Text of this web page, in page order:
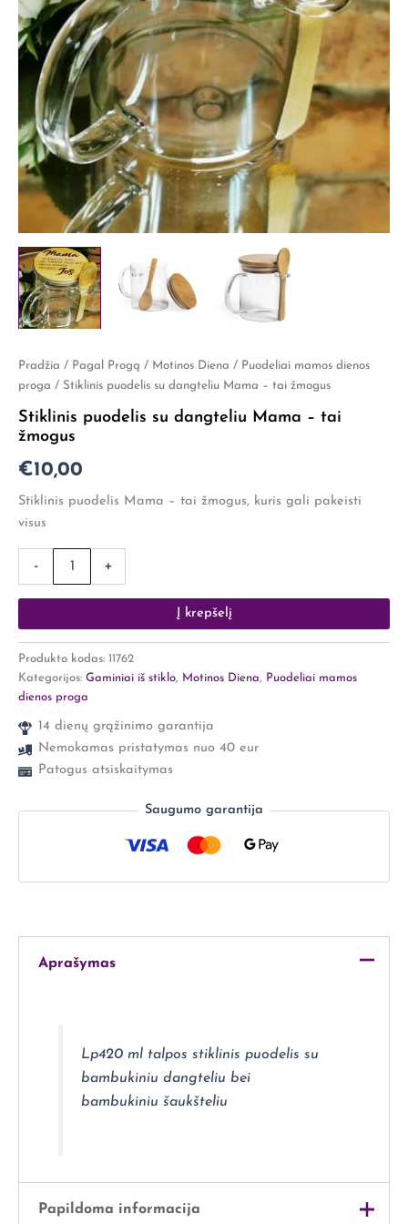
Pradžia / Pagal Progą / Motinos Diena / Puodeliai mamos dienos
proga / Stiklinis puodelis su dangteliu Mama – tai žmogus
Stiklinis puodelis su dangteliu Mama – tai
žmogus
€10,00
Stiklinis puodelis Mama – tai žmogus, kuris gali pakeisti
visus
-
produkto
kiekis:
puodelis
su
Mama
tai
žmogus
+
Į krepšelį
Produkto kodas: 11762
Kategorijos: Gaminiai iš stiklo, Motinos Diena, Puodeliai mamos
dienos proga
14 dienų grąžinimo garantija
Nemokamas pristatymas nuo 40 eur
Patogus atsiskaitymas
Saugumo garantija
Aprašymas
Lp420 ml talpos stiklinis puodelis su
bambukiniu dangteliu bei
bambukiniu šaukšteliu
Papildoma informacija